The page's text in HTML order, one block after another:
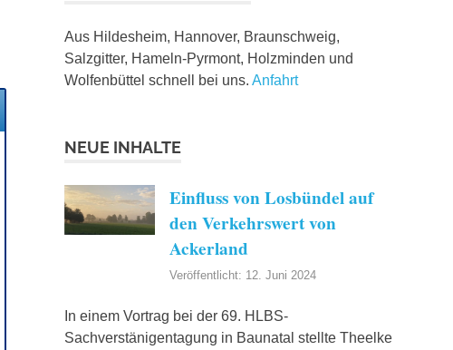
Aus Hildesheim, Hannover, Braunschweig,
Salzgitter, Hameln-Pyrmont, Holzminden und
Wolfenbüttel schnell bei uns.Anfahrt
NEUE INHALTE
Einfluss von Losbündel auf
den Verkehrswert von
Ackerland
Veröffentlicht: 12. Juni 2024
In einem Vortrag bei der 69. HLBS-
Sachverstänigentagung in Baunatal stellte Theelke